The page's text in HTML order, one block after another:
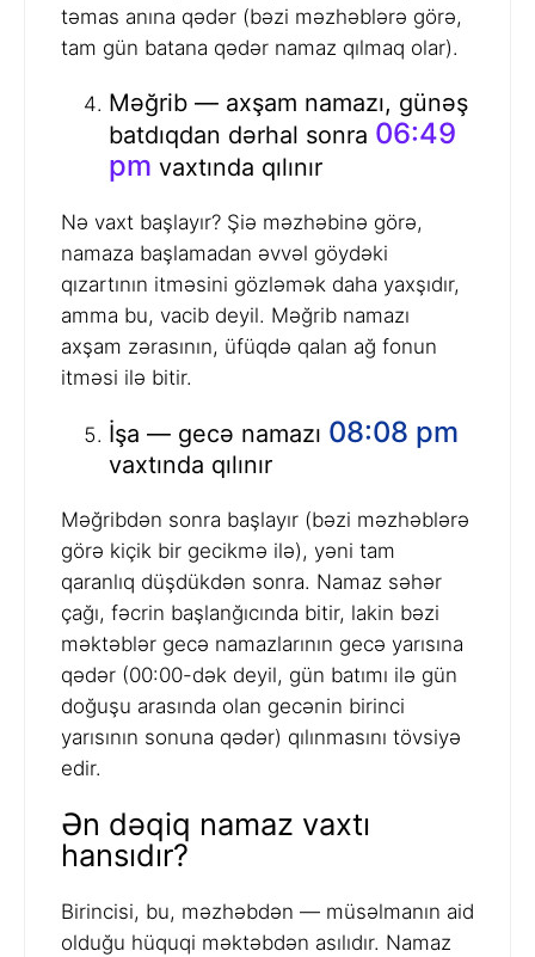
təmas anına qədər (bəzi məzhəblərə görə,
tam gün batana qədər namaz qılmaq olar).
Məğrib — axşam namazı, günəş
batdıqdan dərhal sonra 06:49
pm vaxtında qılınır
Nə vaxt başlayır? Şiə məzhəbinə görə,
namaza başlamadan əvvəl göydəki
qızartının itməsini gözləmək daha yaxşıdır,
amma bu, vacib deyil. Məğrib namazı
axşam zərasının, üfüqdə qalan ağ fonun
itməsi ilə bitir.
İşa — gecə namazı 08:08 pm
vaxtında qılınır
Məğribdən sonra başlayır (bəzi məzhəblərə
görə kiçik bir gecikmə ilə), yəni tam
qaranlıq düşdükdən sonra. Namaz səhər
çağı, fəcrin başlanğıcında bitir, lakin bəzi
məktəblər gecə namazlarının gecə yarısına
qədər (00:00-dək deyil, gün batımı ilə gün
doğuşu arasında olan gecənin birinci
yarısının sonuna qədər) qılınmasını tövsiyə
edir.
Ən dəqiq namaz vaxtı
hansıdır?
Birincisi, bu, məzhəbdən — müsəlmanın aid
olduğu hüquqi məktəbdən asılıdır. Namaz